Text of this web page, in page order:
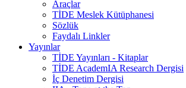
Araçlar
TİDE Meslek Kütüphanesi
Sözlük
Faydalı Linkler
Yayınlar
TİDE Yayınları - Kitaplar
TİDE AcademIA Research Dergisi
İç Denetim Dergisi